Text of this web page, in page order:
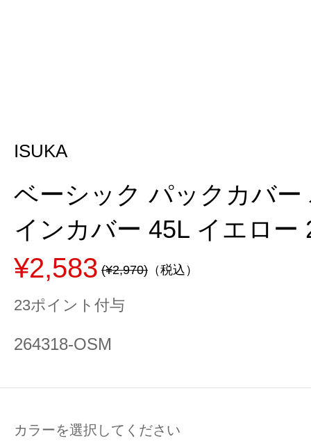
ISUKA
ベーシック パックカバ
インカバー 45L イエロー
¥2,583 (¥2,970) （税込）
23ポイント付与
264318-OSM
カラーを選択してください